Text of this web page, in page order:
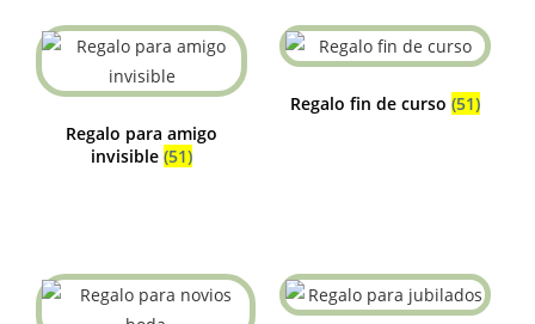
Regalo para amigo
invisible (51)
Regalo fin de curso (51)